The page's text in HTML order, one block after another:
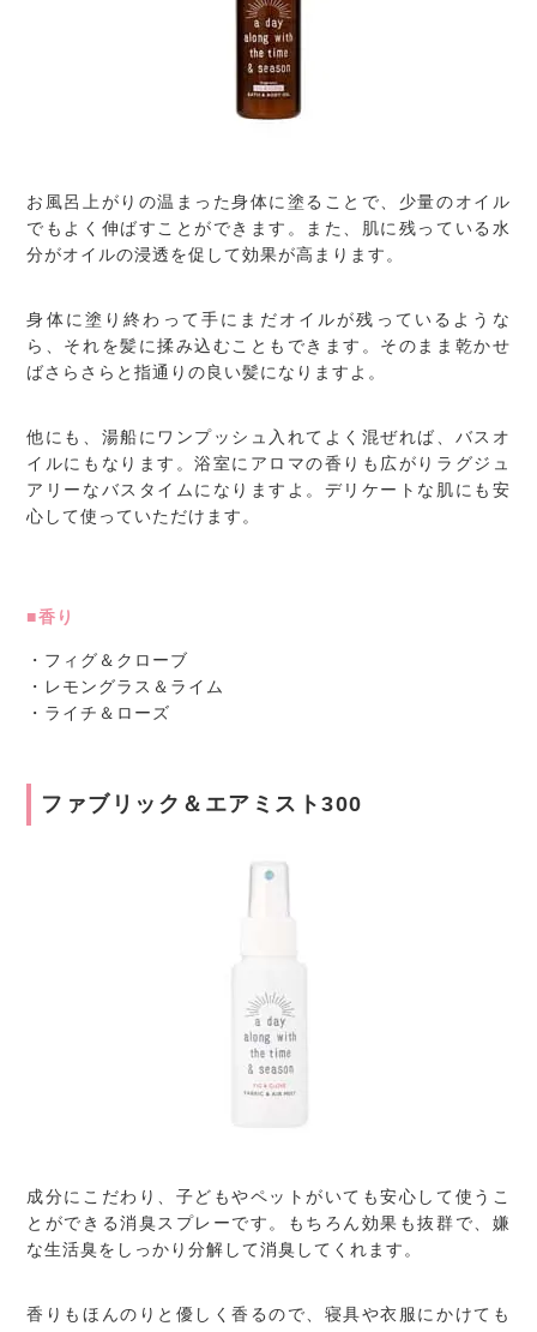
お風呂上がりの温まった身体に塗ることで、少量のオイル
でもよく伸ばすことができます。また、肌に残っている水
分がオイルの浸透を促して効果が高まります。
身体に塗り終わって手にまだオイルが残っているような
ら、それを髪に揉み込むこともできます。そのまま乾かせ
ばさらさらと指通りの良い髪になりますよ。
他にも、湯船にワンプッシュ入れてよく混ぜれば、バスオ
イルにもなります。浴室にアロマの香りも広がりラグジュ
アリーなバスタイムになりますよ。デリケートな肌にも安
心して使っていただけます。
■香り
・フィグ＆クローブ
・レモングラス＆ライム
・ライチ＆ローズ
ファブリック＆エアミスト300
成分にこだわり、子どもやペットがいても安心して使うこ
とができる消臭スプレーです。もちろん効果も抜群で、嫌
な生活臭をしっかり分解して消臭してくれます。
香りもほんのりと優しく香るので、寝具や衣服にかけても